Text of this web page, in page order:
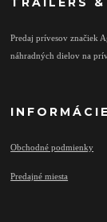
Predaj prívesov značiek
náhradných dielov na
Obchodné podmienky
Predajné miesta